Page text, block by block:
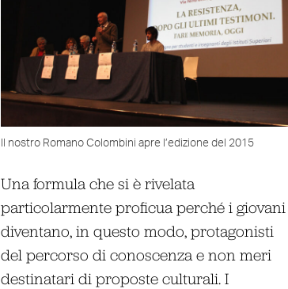
Il nostro Romano Colombini apre l’edizione del 2015
Una formula che si è rivelata
particolarmente proficua perché i giovani
diventano, in questo modo, protagonisti
del percorso di conoscenza e non meri
destinatari di proposte culturali. I